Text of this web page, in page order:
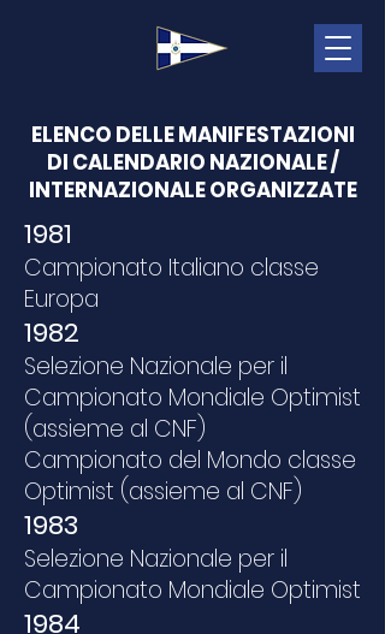
ELENCO DELLE MANIFESTAZIONI
DI CALENDARIO NAZIONALE /
INTERNAZIONALE ORGANIZZATE
1981
Campionato Italiano classe
Europa
1982
Selezione Nazionale per il
Campionato Mondiale Optimist
(assieme al CNF)
Campionato del Mondo classe
Optimist (assieme al CNF)
1983
Selezione Nazionale per il
Campionato Mondiale Optimist
1984